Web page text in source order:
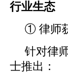
行业生态
① 律师
针对律
士推出：